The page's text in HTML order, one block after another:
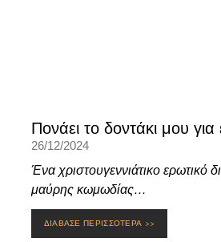
Πονάει το δοντάκι μου για
26/12/2024
Ένα χριστουγεννιάτικο ερωτικό
μαύρης κωμωδίας…
ΔΙΑΒΑΣΕ ΠΕΡΙΣΣΟΤΕΡΑ >>